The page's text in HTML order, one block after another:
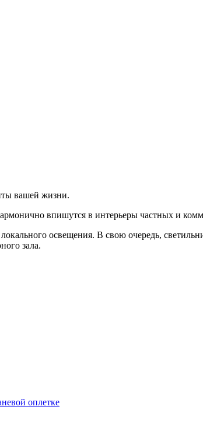
вашей жизни.
впишутся в интерьеры частных и
освещения. В свою очередь,
зала.
оплетке